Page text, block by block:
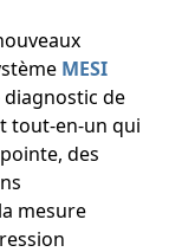
MESI
diagnostic de
tout-en-un qui
des
mesure